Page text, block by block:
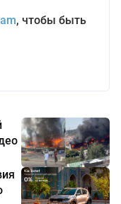
, чтобы быть